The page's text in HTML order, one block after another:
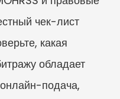
чек-лист
какая
обладает
подача,